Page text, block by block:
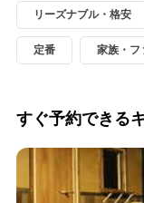
リーズナブル・格安
定番 家族・フ
すぐ予約できる